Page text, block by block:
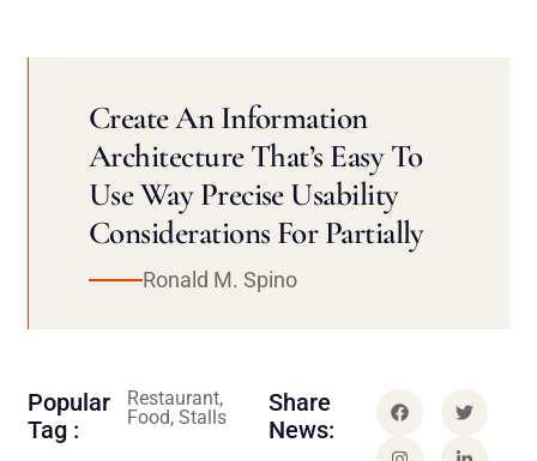
Create An Information
Architecture That’s Easy To
Use Way Precise Usability
Considerations For Partially
Ronald M. Spino
Popular
Tag :
Restaurant,
Food, Stalls
Share
News: